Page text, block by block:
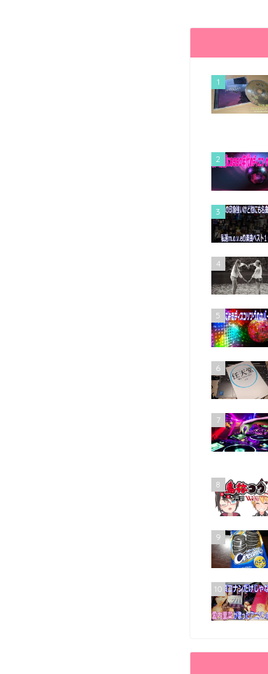
1
2
3
4
5
6
7
8
9
10